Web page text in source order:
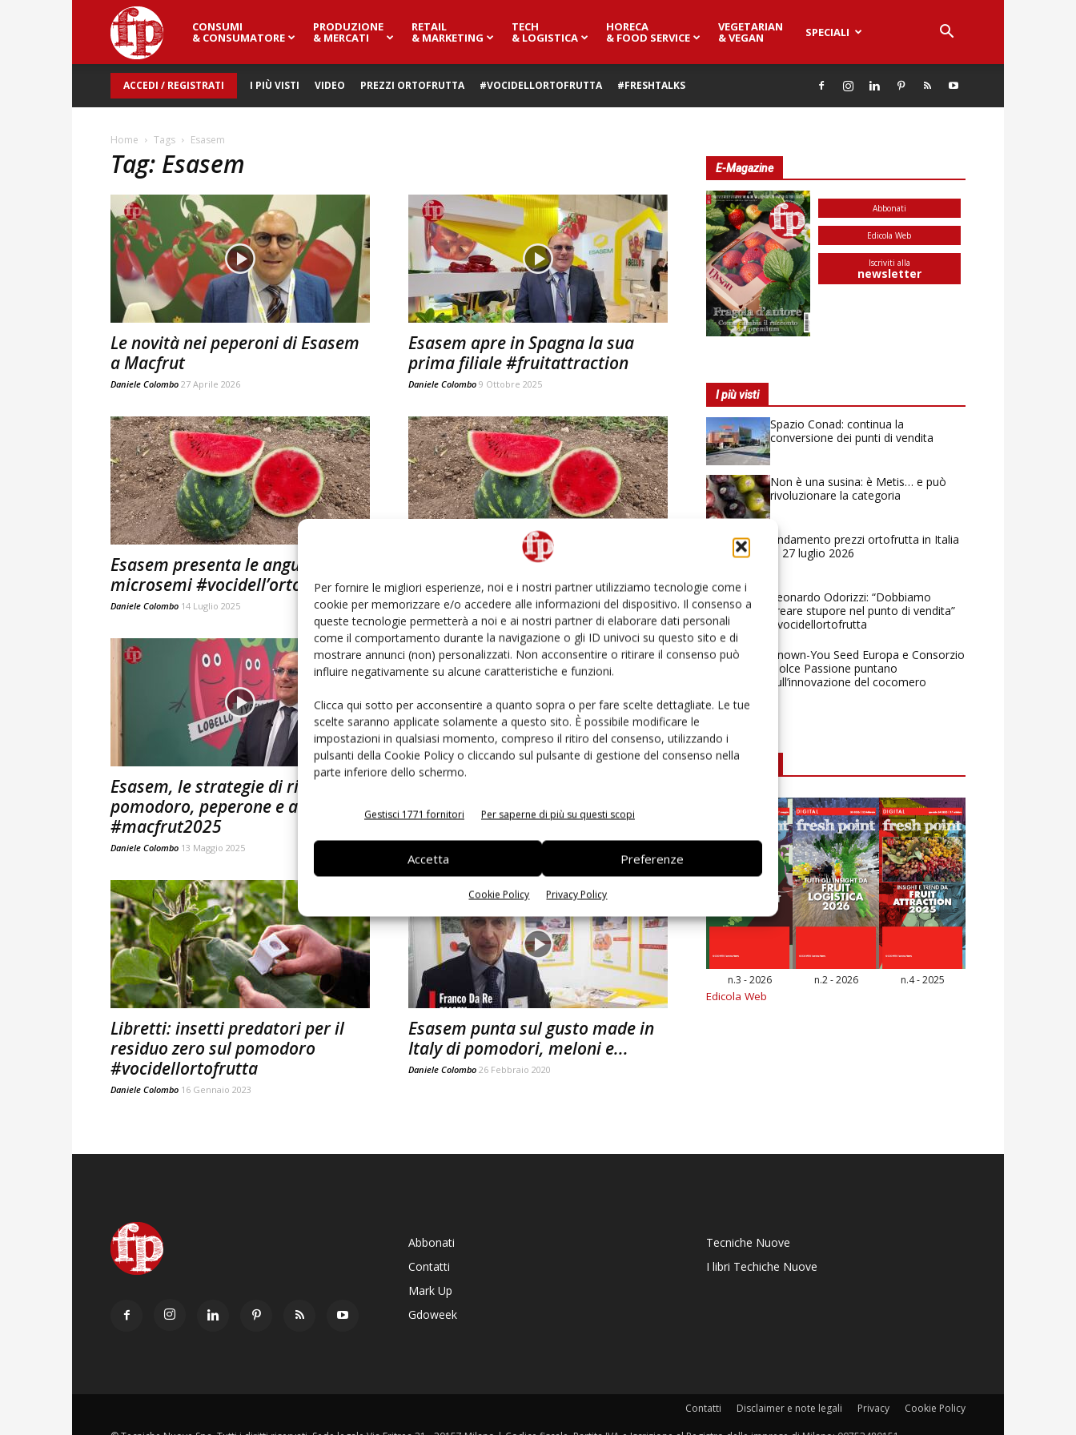
Per fornire le migliori esperienze, noi e i nostri partner utilizziamo tecnologie come i
cookie per memorizzare e/o accedere alle informazioni del dispositivo. Il consenso a
queste tecnologie permetterà a noi e ai nostri partner di elaborare dati personali
come il comportamento durante la navigazione o gli ID univoci su questo sito e di
mostrare annunci (non) personalizzati. Non acconsentire o ritirare il consenso può
influire negativamente su alcune caratteristiche e funzioni.
Clicca qui sotto per acconsentire a quanto sopra o per fare scelte dettagliate. Le tue
scelte saranno applicate solamente a questo sito. È possibile modificare le
impostazioni in qualsiasi momento, compreso il ritiro del consenso, utilizzando i
pulsanti della Cookie Policy o cliccando sul pulsante di gestione del consenso nella
parte inferiore dello schermo.
Gestisci 1771 fornitori Per saperne di più su questi scopi
Accetta Preferenze
Cookie Policy Privacy Policy
Fresh
Point
Magazine
CONSUMI
& CONSUMATORE
PRODUZIONE
& MERCATI
RETAIL
& MARKETING
TECH
& LOGISTICA
HORECA
& FOOD SERVICE
VEGETARIAN
& VEGAN SPECIALI
ACCEDI / REGISTRATI I PIÙ VISTI VIDEO PREZZI ORTOFRUTTA #VOCIDELLORTOFRUTTA #FRESHTALKS
Home Tags Esasem
Tag: Esasem
Le novità nei peperoni di Esasem
a Macfrut
Daniele Colombo 27 Aprile 2026
Esasem apre in Spagna la sua
prima filiale #fruitattraction
Daniele Colombo 9 Ottobre 2025
Esasem presenta le angurie con
microsemi #vocidell’ortofrutta
Daniele Colombo 14 Luglio 2025
Esasem punta al mercato
spagnolo con Esasem Iberica
Daniele Colombo- 22 Giugno 2025
Esasem, le strategie di ricerca su
pomodoro, peperone e anguria
#macfrut2025
Daniele Colombo 13 Maggio 2025
Daniele Colombo - 29 Giugno 2024
Libretti: insetti predatori per il
residuo zero sul pomodoro
#vocidellortofrutta
Daniele Colombo 16 Gennaio 2023
Esasem punta sul gusto made in
Italy di pomodori, meloni e...
Daniele Colombo 26 Febbraio 2020
E-Magazine
Abbonati
Edicola Web
Iscriviti alla
newsletter
I più visti
Spazio Conad: continua la
conversione dei punti di vendita
Non è una susina: è Metis… e può
rivoluzionare la categoria
Andamento prezzi ortofrutta in Italia
al 27 luglio 2026
Leonardo Odorizzi: “Dobbiamo
creare stupore nel punto di vendita”
#vocidellortofrutta
Known-You Seed Europa e Consorzio
Dolce Passione puntano
sull’innovazione del cocomero
E-magazine
n.3 - 2026 n.2 - 2026 n.4 - 2025
Edicola Web
Abbonati
Contatti
Mark Up
Gdoweek
Tecniche Nuove
I libri Techiche Nuove
Contatti Disclaimer e note legali Privacy Cookie Policy